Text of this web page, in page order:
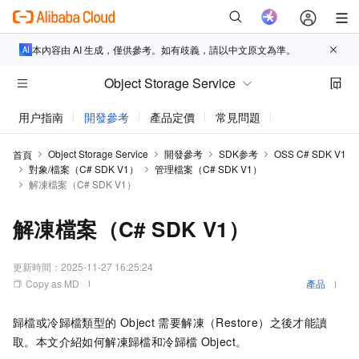
本內容由 AI 生成，僅供參考。如有歧義，請以中文原文為準。
Object Storage Service
用户指南 開發參考 產品定價 常見問題
首頁 Object Storage Service 開發參考 SDK参考
OSS C# SDK V1
對象/檔案（C# SDK V1）
管理檔案（C# SDK V1）
解凍檔案（C# SDK V1）
解凍檔案（C# SDK V1）
更新時間： 2025-11-27 16:25:24
Copy as MD
產品
歸檔或冷歸檔類型的 Object 需要解凍（Restore）之後才能讀
取。本文介紹如何解凍歸檔和冷歸檔 Object。